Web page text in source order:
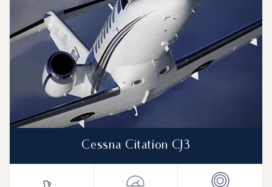
Cessna Citation CJ3